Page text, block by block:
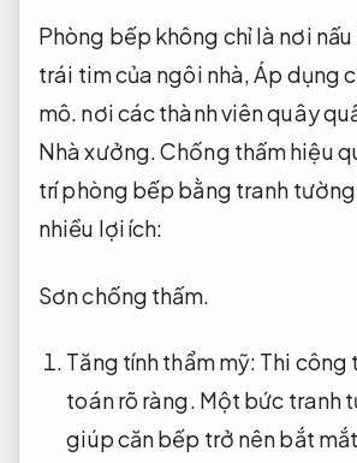
Phòng bếp không chỉ là nơi nấu
trái tim của ngôi nhà,Áp dụng
mô. nơi các thành viên quây
Nhà xưởng.Chống thấm hiệu
trí phòng bếp bằng tranh
nhiều lợi ích:
Sơn chống thấm.
Tăng tính thẩm mỹ: Thi công
toán rõ ràng. Một bức tranh
giúp căn bếp trở nên bắt